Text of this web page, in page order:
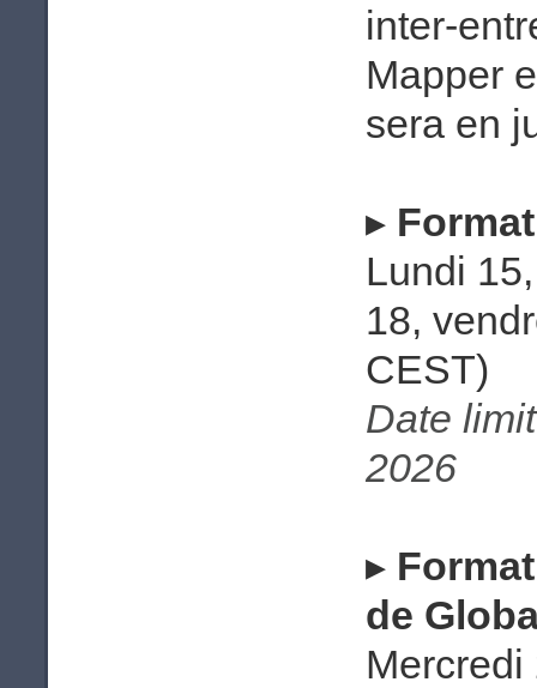
inter-
Mapper
sera en
▸
Lundi
18,
CEST)
Date
2026
▸
de